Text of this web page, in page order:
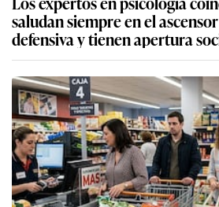
saludan siempre en el
defensiva y tienen apertura